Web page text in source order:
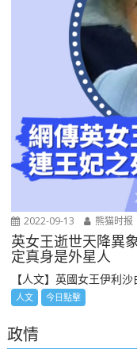
2022-09-13 熊猫时报
英女王逝世天降異
定真身是外星人
【人文】英國女王伊利沙
人文 今日點擊
政情